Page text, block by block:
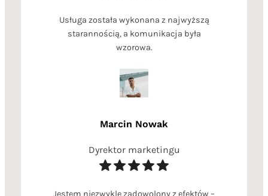
Usługa została wykonana z najwyższą
starannością, a komunikacja była
wzorowa.
Marcin Nowak
Dyrektor marketingu
Jestem niezwykle zadowolony z efektów –